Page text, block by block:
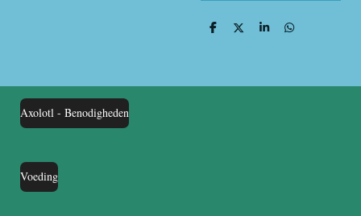
D
D
S
D
Axolotl - Benodigheden
Voeding